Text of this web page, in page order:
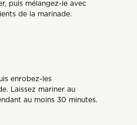
puis mélangez-le avec
de la marinade.
enrobez-les
Laissez mariner au
au moins 30 minutes.